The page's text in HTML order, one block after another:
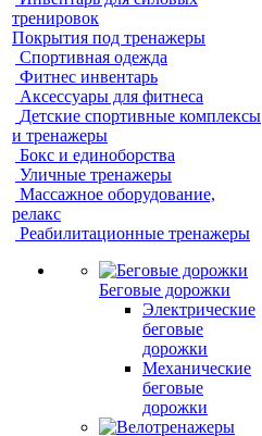
тренировок
Покрытия под тренажеры
Спортивная одежда
Фитнес инвентарь
Аксессуары для фитнеса
Детские спортивные комплексы
и тренажеры
Бокс и единоборства
Уличные тренажеры
Массажное оборудование,
релакс
Реабилитационные тренажеры
Беговые дорожки
Электрические
беговые
дорожки
Механические
беговые
дорожки